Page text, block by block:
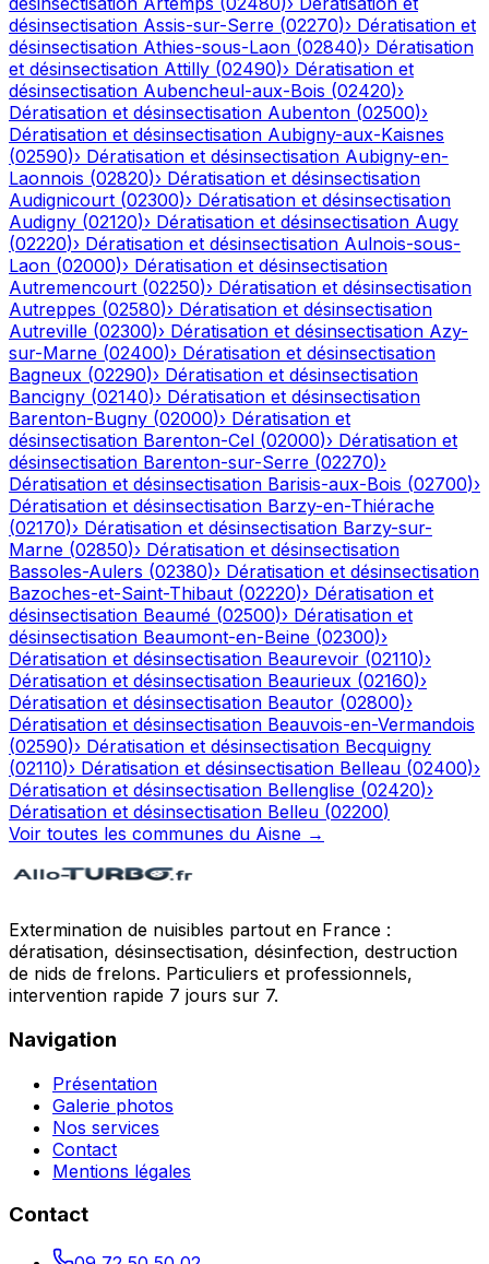
désinsectisation Assis-sur-Serre (02270)› Dératisation et
désinsectisation Athies-sous-Laon (02840)› Dératisation
et désinsectisation Attilly (02490)› Dératisation et
désinsectisation Aubencheul-aux-Bois (02420)›
Dératisation et désinsectisation Aubenton (02500)›
Dératisation et désinsectisation Aubigny-aux-Kaisnes
(02590)› Dératisation et désinsectisation Aubigny-en-
Laonnois (02820)› Dératisation et désinsectisation
Audignicourt (02300)› Dératisation et désinsectisation
Audigny (02120)› Dératisation et désinsectisation Augy
(02220)› Dératisation et désinsectisation Aulnois-sous-
Laon (02000)› Dératisation et désinsectisation
Autremencourt (02250)› Dératisation et désinsectisation
Autreppes (02580)› Dératisation et désinsectisation
Autreville (02300)› Dératisation et désinsectisation Azy-
sur-Marne (02400)› Dératisation et désinsectisation
Bagneux (02290)› Dératisation et désinsectisation
Bancigny (02140)› Dératisation et désinsectisation
Barenton-Bugny (02000)› Dératisation et
désinsectisation Barenton-Cel (02000)› Dératisation et
désinsectisation Barenton-sur-Serre (02270)›
Dératisation et désinsectisation Barisis-aux-Bois (02700)›
Dératisation et désinsectisation Barzy-en-Thiérache
(02170)› Dératisation et désinsectisation Barzy-sur-
Marne (02850)› Dératisation et désinsectisation
Bassoles-Aulers (02380)› Dératisation et désinsectisation
Bazoches-et-Saint-Thibaut (02220)› Dératisation et
désinsectisation Beaumé (02500)› Dératisation et
désinsectisation Beaumont-en-Beine (02300)›
Dératisation et désinsectisation Beaurevoir (02110)›
Dératisation et désinsectisation Beaurieux (02160)›
Dératisation et désinsectisation Beautor (02800)›
Dératisation et désinsectisation Beauvois-en-Vermandois
(02590)› Dératisation et désinsectisation Becquigny
(02110)› Dératisation et désinsectisation Belleau (02400)›
Dératisation et désinsectisation Bellenglise (02420)›
Dératisation et désinsectisation Belleu (02200)
Voir toutes les communes du Aisne →
Extermination de nuisibles partout en France :
dératisation, désinsectisation, désinfection, destruction
de nids de frelons. Particuliers et professionnels,
intervention rapide 7 jours sur 7.
Navigation
Présentation
Galerie photos
Nos services
Contact
Mentions légales
Contact